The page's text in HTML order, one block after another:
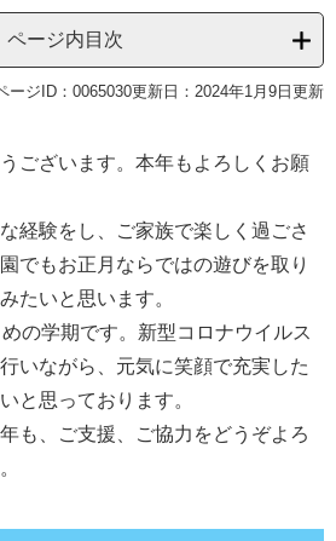
ページ内目次
ージID：0065030更新日：2024年1月9日更新
ございます。本年もよろしくお願
経験をし、ご家族で楽しく過ごさ
でもお正月ならではの遊びを取り
たいと思います。
の学期です。新型コロナウイルス
いながら、元気に笑顔で充実した
と思っております。
も、ご支援、ご協力をどうぞよろ